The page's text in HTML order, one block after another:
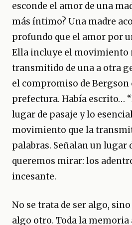
esconde el amor de una
más íntimo? Una madre
profundo que el amor por
Ella incluye el movimiento
transmitido de una a otra
el compromiso de Bergson
prefectura. Había escrito…
lugar de pasaje y lo
movimiento que la
palabras. Señalan un lugar
queremos mirar: los
incesante.
No se trata de ser algo,
algo otro. Toda la memoria